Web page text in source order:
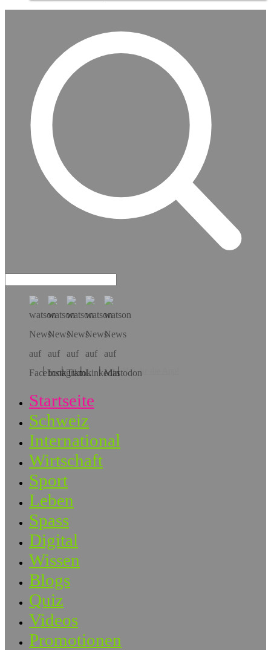
Hol dir die App!
Startseite
Schweiz
International
Wirtschaft
Sport
Leben
Spass
Digital
Wissen
Blogs
Quiz
Videos
Promotionen